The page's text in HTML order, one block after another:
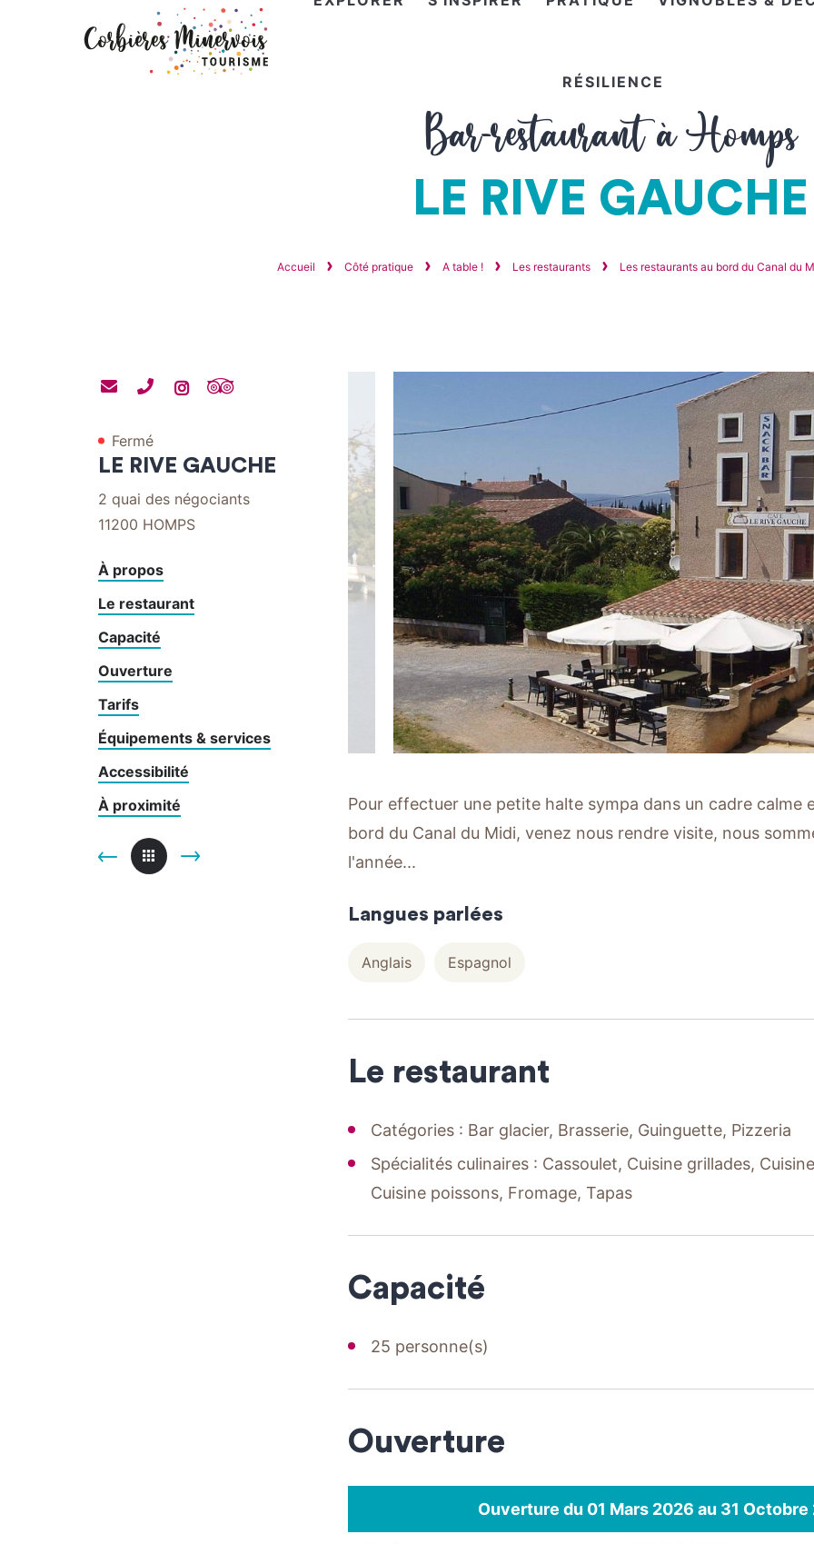
RÉSILIENCE
Bar-restaurant à Homps
LE RIVE GAUCHE
Accueil Côté pratique A table ! Les restaurants Les restaurants au bord du Canal du
Contacter
mail
Contacter
Instagram
Tripadvisor
Fermé
LE RIVE GAUCHE
2 quai des négociants
11200 HOMPS
À propos
Le restaurant
Capacité
Ouverture
Tarifs
Équipements & services
Accessibilité
À proximité
Pour effectuer une petite halte sympa dans un cadre calme
bord du Canal du Midi, venez nous rendre visite, nous
l'année...
Langues parlées
Anglais Espagnol
Le restaurant
Catégories : Bar glacier, Brasserie, Guinguette, Pizzeria
Spécialités culinaires : Cassoulet, Cuisine grillades,
Cuisine poissons, Fromage, Tapas
Capacité
25 personne(s)
Ouverture
Ouverture du 01 Mars 2026 au 31 Octobre